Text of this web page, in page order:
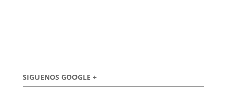
SIGUENOS GOOGLE +